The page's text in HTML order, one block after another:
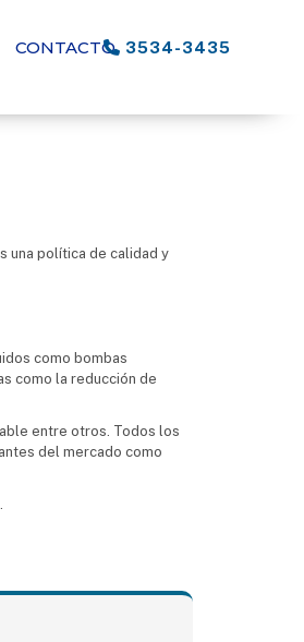
CONTACTO 3534-3435
una política de calidad y
como bombas
como la reducción de
entre otros. Todos los
del mercado como